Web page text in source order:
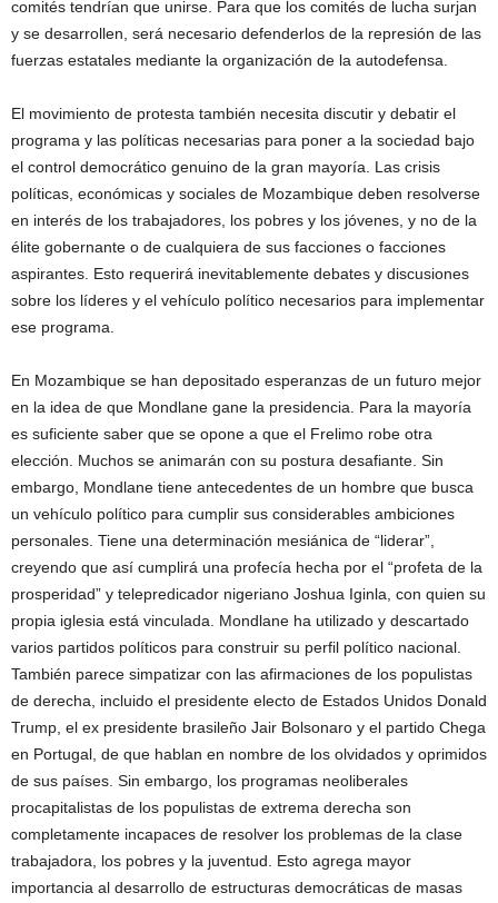
comités tendrían que unirse. Para que los comités de lucha surjan
y se desarrollen, será necesario defenderlos de la represión de las
fuerzas estatales mediante la organización de la autodefensa.
El movimiento de protesta también necesita discutir y debatir el
programa y las políticas necesarias para poner a la sociedad bajo
el control democrático genuino de la gran mayoría. Las crisis
políticas, económicas y sociales de Mozambique deben resolverse
en interés de los trabajadores, los pobres y los jóvenes, y no de la
élite gobernante o de cualquiera de sus facciones o facciones
aspirantes. Esto requerirá inevitablemente debates y discusiones
sobre los líderes y el vehículo político necesarios para implementar
ese programa.
En Mozambique se han depositado esperanzas de un futuro mejor
en la idea de que Mondlane gane la presidencia. Para la mayoría
es suficiente saber que se opone a que el Frelimo robe otra
elección. Muchos se animarán con su postura desafiante. Sin
embargo, Mondlane tiene antecedentes de un hombre que busca
un vehículo político para cumplir sus considerables ambiciones
personales. Tiene una determinación mesiánica de “liderar”,
creyendo que así cumplirá una profecía hecha por el “profeta de la
prosperidad” y telepredicador nigeriano Joshua Iginla, con quien su
propia iglesia está vinculada. Mondlane ha utilizado y descartado
varios partidos políticos para construir su perfil político nacional.
También parece simpatizar con las afirmaciones de los populistas
de derecha, incluido el presidente electo de Estados Unidos Donald
Trump, el ex presidente brasileño Jair Bolsonaro y el partido Chega
en Portugal, de que hablan en nombre de los olvidados y oprimidos
de sus países. Sin embargo, los programas neoliberales
procapitalistas de los populistas de extrema derecha son
completamente incapaces de resolver los problemas de la clase
trabajadora, los pobres y la juventud. Esto agrega mayor
importancia al desarrollo de estructuras democráticas de masas